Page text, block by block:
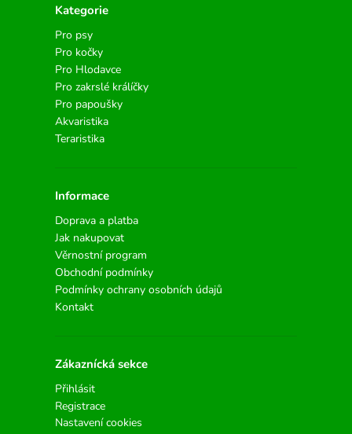
Kategorie
Pro psy
Pro kočky
Pro Hlodavce
Pro zakrslé králíčky
Pro papoušky
Akvaristika
Teraristika
Informace
Doprava a platba
Jak nakupovat
Věrnostní program
Obchodní podmínky
Podmínky ochrany osobních údajů
Kontakt
Zákaznícká sekce
Přihlásit
Registrace
Nastavení cookies